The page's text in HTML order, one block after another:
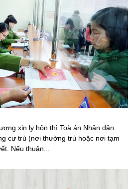
xin ly hôn thì Toà án Nhân dân
cư trú (nơi thường trú hoặc nơi tạm
Nếu thuận...